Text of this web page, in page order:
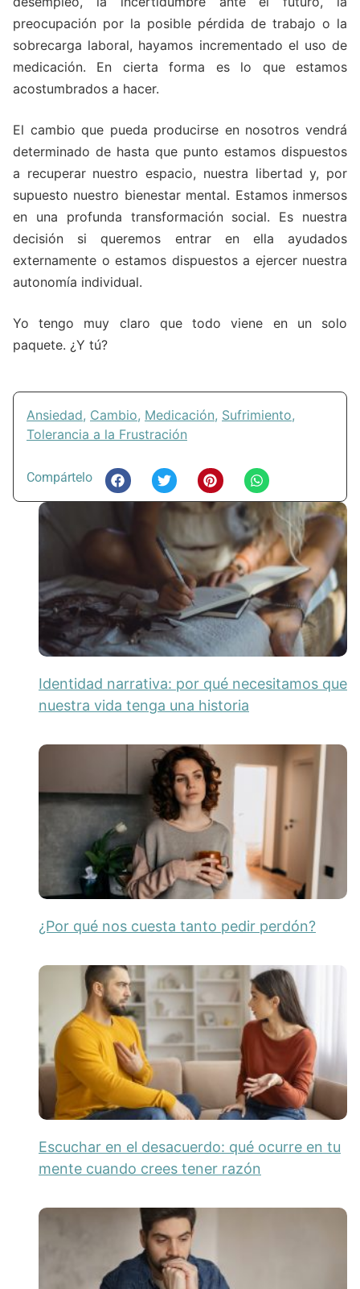
preocupación por la posible pérdida de trabajo o la
sobrecarga laboral, hayamos incrementado el uso de
medicación. En cierta forma es lo que estamos
acostumbrados a hacer.
El cambio que pueda producirse en nosotros vendrá
determinado de hasta que punto estamos dispuestos
a recuperar nuestro espacio, nuestra libertad y, por
supuesto nuestro bienestar mental. Estamos inmersos
en una profunda transformación social. Es nuestra
decisión si queremos entrar en ella ayudados
externamente o estamos dispuestos a ejercer nuestra
autonomía individual.
Yo tengo muy claro que todo viene en un solo
paquete. ¿Y tú?
Ansiedad, Cambio, Medicación, Sufrimiento,
Tolerancia a la Frustración
Compártelo
Identidad narrativa: por qué necesitamos que
nuestra vida tenga una historia
¿Por qué nos cuesta tanto pedir perdón?
Escuchar en el desacuerdo: qué ocurre en tu
mente cuando crees tener razón